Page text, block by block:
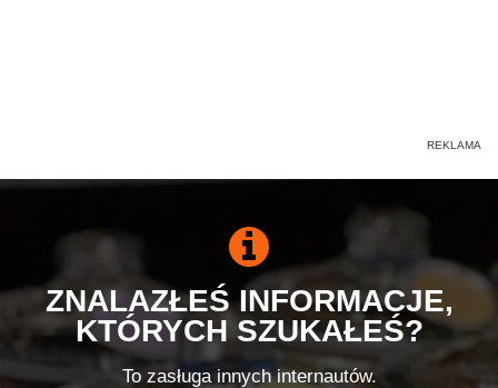
ZNALAZŁEŚ INFORMACJE,
KTÓRYCH SZUKAŁEŚ?
To zasługa innych internautów.